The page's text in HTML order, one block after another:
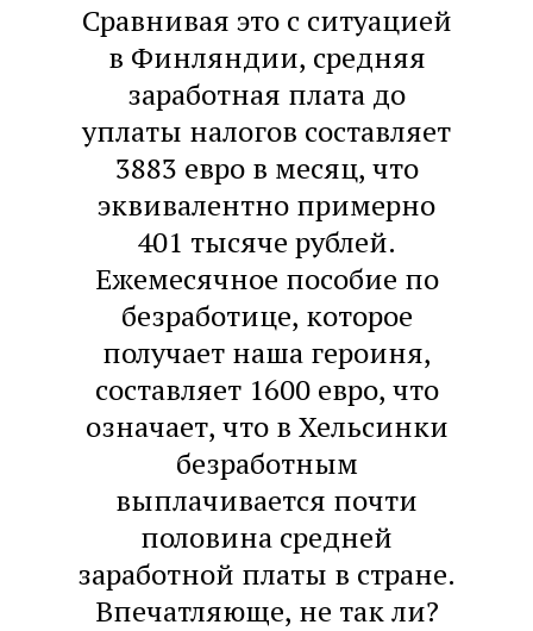
Сравнивая это с ситуацией
в Финляндии, средняя
заработная плата до
уплаты налогов составляет
3883 евро в месяц, что
эквивалентно примерно
401 тысяче рублей.
Ежемесячное пособие по
безработице, которое
получает наша героиня,
составляет 1600 евро, что
означает, что в Хельсинки
безработным
выплачивается почти
половина средней
заработной платы в стране.
Впечатляюще, не так ли?